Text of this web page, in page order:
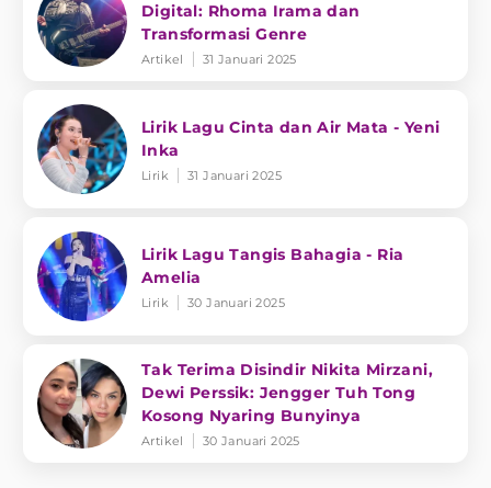
Digital: Rhoma Irama dan
Transformasi Genre
Artikel 31 Januari 2025
Lirik Lagu Cinta dan Air Mata - Yeni
Inka
Lirik 31 Januari 2025
Lirik Lagu Tangis Bahagia - Ria
Amelia
Lirik 30 Januari 2025
Tak Terima Disindir Nikita Mirzani,
Dewi Perssik: Jengger Tuh Tong
Kosong Nyaring Bunyinya
Artikel 30 Januari 2025